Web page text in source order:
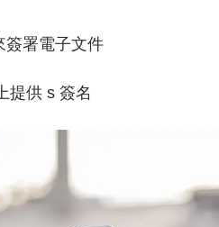
簽署電子文件
提供 s 簽名